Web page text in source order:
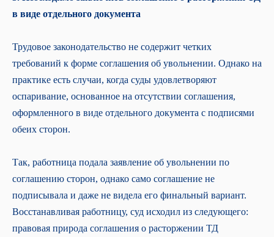
в виде отдельного документа
Трудовое законодательство не содержит четких
требований к форме соглашения об увольнении. Однако на
практике есть случаи, когда суды удовлетворяют
оспаривание, основанное на отсутствии соглашения,
оформленного в виде отдельного документа с подписями
обеих сторон.
Так, работница подала заявление об увольнении по
соглашению сторон, однако само соглашение не
подписывала и даже не видела его финальный вариант.
Восстанавливая работницу, суд исходил из следующего:
правовая природа соглашения о расторжении ТД
8 800 700-13-79
пт с 08:00 до 18:00
Бухгалтерия
Ведение бухгалтерского и налогового
учёта
• Для крупного и среднего бизнеса
• Для малого бизнеса
отчётности
Экспресс-диагностика
Расчёт заработной платы
Комплаенс-помощник
Кадровый учёт